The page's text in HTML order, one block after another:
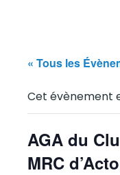
« Tous les
Cet évènement
AGA du
MRC